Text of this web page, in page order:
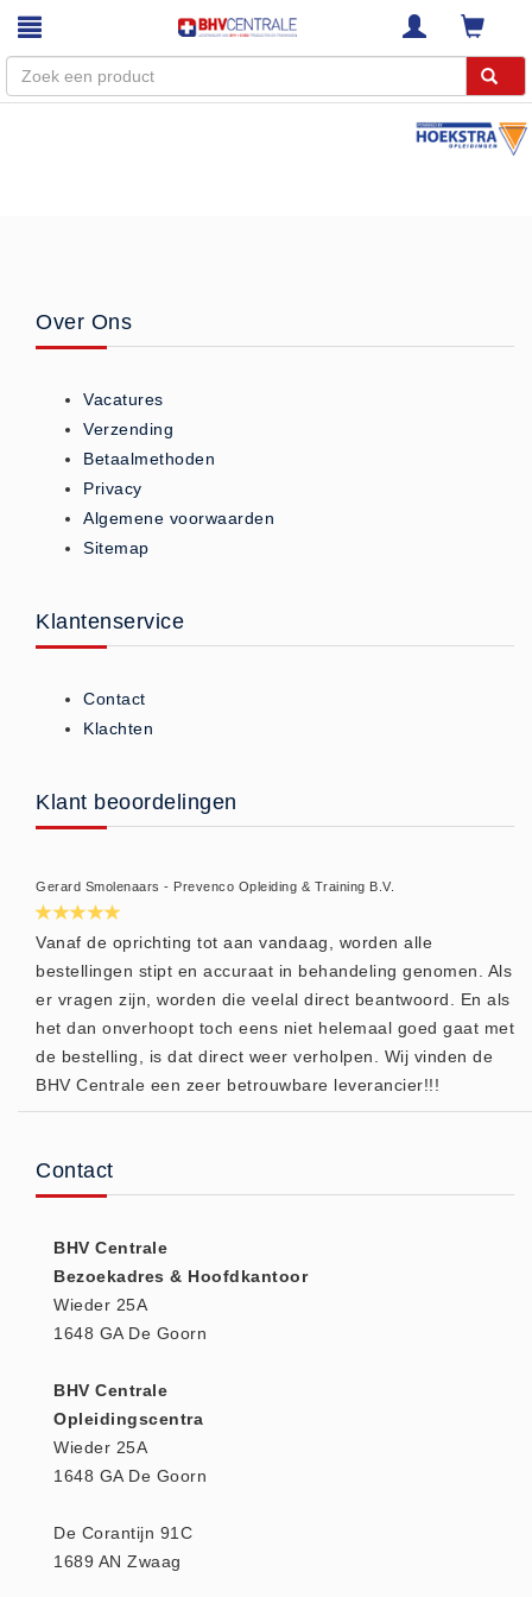
Diensten
RI&E
Bedrijfsnoodplannen
VCA Trajecten
ISO 9001 Begeleiding
Inspectiecentrale
Ons Team
Nieuws
Contact
Klachten
Privacy
Retourneren
Algemene Voorwaarden
Vacatures
Winkel
(20)
Actie (5)
AED batterijen (12)
AED binnen - buiten kasten (11)
Beademings materialen (6)
AED trainers (14)
Over Ons
Vacatures
Verzending
Betaalmethoden
Privacy
Algemene voorwaarden
Sitemap
Klantenservice
Contact
Klachten
Klant beoordelingen
Gerard Smolenaars - Prevenco Opleiding & Training B.V.
Vanaf de oprichting tot aan vandaag, worden alle
bestellingen stipt en accuraat in behandeling genomen. Als
er vragen zijn, worden die veelal direct beantwoord. En als
het dan onverhoopt toch eens niet helemaal goed gaat met
de bestelling, is dat direct weer verholpen. Wij vinden de
BHV Centrale een zeer betrouwbare leverancier!!!
Contact
BHV Centrale
Bezoekadres & Hoofdkantoor
Wieder 25A
1648 GA De Goorn
BHV Centrale
Opleidingscentra
Wieder 25A
1648 GA De Goorn
De Corantijn 91C
1689 AN Zwaag